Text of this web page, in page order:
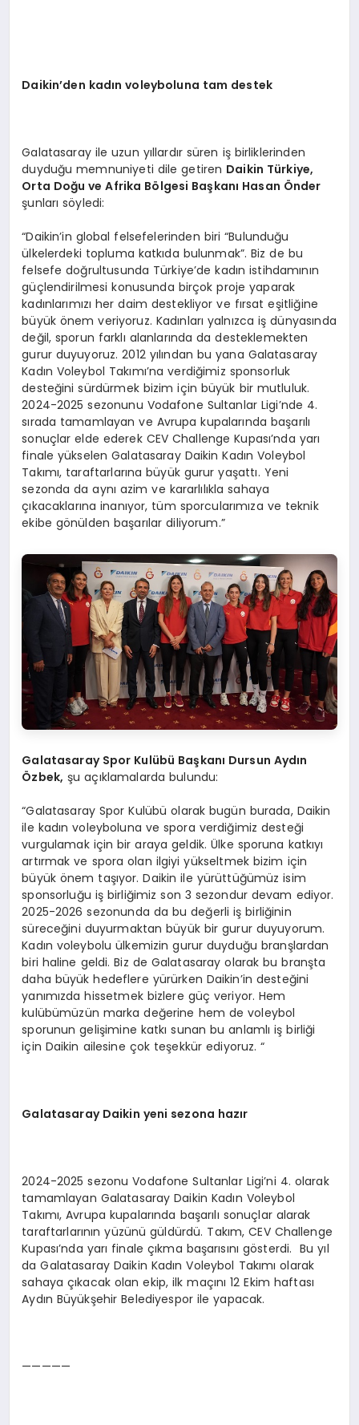
Daikin’den kadın voleyboluna tam destek
Galatasaray ile uzun yıllardır süren iş birliklerinden
duyduğu memnuniyeti dile getiren Daikin Türkiye,
Orta Doğu ve Afrika Bölgesi Başkanı Hasan Önder
şunları söyledi:
“Daikin’in global felsefelerinden biri “Bulunduğu
ülkelerdeki topluma katkıda bulunmak”. Biz de bu
felsefe doğrultusunda Türkiye’de kadın istihdamının
güçlendirilmesi konusunda birçok proje yaparak
kadınlarımızı her daim destekliyor ve fırsat eşitliğine
büyük önem veriyoruz. Kadınları yalnızca iş dünyasında
değil, sporun farklı alanlarında da desteklemekten
gurur duyuyoruz. 2012 yılından bu yana Galatasaray
Kadın Voleybol Takımı’na verdiğimiz sponsorluk
desteğini sürdürmek bizim için büyük bir mutluluk.
2024-2025 sezonunu Vodafone Sultanlar Ligi’nde 4.
sırada tamamlayan ve Avrupa kupalarında başarılı
sonuçlar elde ederek CEV Challenge Kupası’nda yarı
finale yükselen Galatasaray Daikin Kadın Voleybol
Takımı, taraftarlarına büyük gurur yaşattı. Yeni
sezonda da aynı azim ve kararlılıkla sahaya
çıkacaklarına inanıyor, tüm sporcularımıza ve teknik
ekibe gönülden başarılar diliyorum.”
Galatasaray Spor Kulübü Başkanı Dursun Aydın
Özbek, şu açıklamalarda bulundu:
“Galatasaray Spor Kulübü olarak bugün burada, Daikin
ile kadın voleyboluna ve spora verdiğimiz desteği
vurgulamak için bir araya geldik. Ülke sporuna katkıyı
artırmak ve spora olan ilgiyi yükseltmek bizim için
büyük önem taşıyor. Daikin ile yürüttüğümüz isim
sponsorluğu iş birliğimiz son 3 sezondur devam ediyor.
2025-2026 sezonunda da bu değerli iş birliğinin
süreceğini duyurmaktan büyük bir gurur duyuyorum.
Kadın voleybolu ülkemizin gurur duyduğu branşlardan
biri haline geldi. Biz de Galatasaray olarak bu branşta
daha büyük hedeflere yürürken Daikin’in desteğini
yanımızda hissetmek bizlere güç veriyor. Hem
kulübümüzün marka değerine hem de voleybol
sporunun gelişimine katkı sunan bu anlamlı iş birliği
için Daikin ailesine çok teşekkür ediyoruz. “
Galatasaray Daikin yeni sezona hazır
2024-2025 sezonu Vodafone Sultanlar Ligi’ni 4. olarak
tamamlayan Galatasaray Daikin Kadın Voleybol
Takımı, Avrupa kupalarında başarılı sonuçlar alarak
taraftarlarının yüzünü güldürdü. Takım, CEV Challenge
Kupası’nda yarı finale çıkma başarısını gösterdi. Bu yıl
da Galatasaray Daikin Kadın Voleybol Takımı olarak
sahaya çıkacak olan ekip, ilk maçını 12 Ekim haftası
Aydın Büyükşehir Belediyespor ile yapacak.
—————